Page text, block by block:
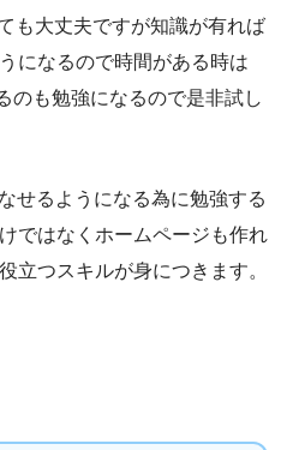
も大丈夫ですが知識が有れば
になるので時間がある時は
のも勉強になるので是非試し
せるようになる為に勉強する
ではなくホームページも作れ
立つスキルが身につきます。